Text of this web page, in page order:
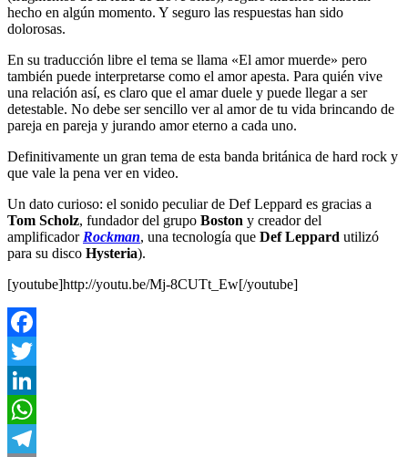
hecho en algún momento. Y seguro las respuestas han sido
dolorosas.
En su traducción libre el tema se llama «El amor muerde» pero
también puede interpretarse como el amor apesta. Para quién vive
una relación así, es claro que el amar duele y puede llegar a ser
detestable. No debe ser sencillo ver al amor de tu vida brincando de
pareja en pareja y jurando amor eterno a cada uno.
Definitivamente un gran tema de esta banda británica de hard rock y
que vale la pena ver en video.
Un dato curioso: el sonido peculiar de Def Leppard es gracias a
Tom Scholz, fundador del grupo Boston y creador del
amplificador Rockman, una tecnología que Def Leppard utilizó
para su disco Hysteria).
[youtube]http://youtu.be/Mj-8CUTt_Ew[/youtube]
Facebook
Twitter
LinkedIn
WhatsApp